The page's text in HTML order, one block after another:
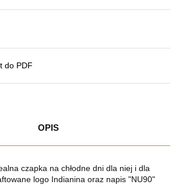
do PDF
OPIS
czapka na chłodne dni dla niej i dla
logo Indianina oraz napis "NU90"